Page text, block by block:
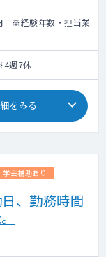
※経験年数・担当業
週7休
をみる
学会補助あり
、勤務時間